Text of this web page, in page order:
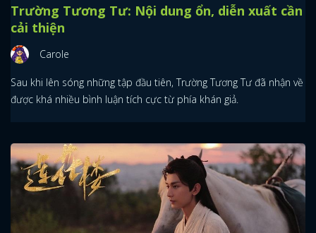
Trường Tương Tư: Nội dung ổn, diễn xuất cần
cải thiện
Carole
Sau khi lên sóng những tập đầu tiên, Trường Tương Tư đã nhận về
được khá nhiều bình luận tích cực từ phía khán giả.